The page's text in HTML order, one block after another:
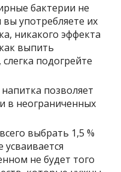
бактерии не
употребляете их
никакого эффекта
выпить
подогрейте
позволяет
в неограниченных
выбрать 1,5 %
не будет того